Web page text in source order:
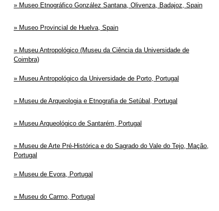
Museo Etnográfico González Santana, Olivenza, Badajoz, Spain
Museo Provincial de Huelva, Spain
Museu Antropológico (Museu da Ciência da Universidade de
Coimbra)
Museu Antropológico da Universidade de Porto, Portugal
Museu de Arqueologia e Etnografia de Setúbal, Portugal
Museu Arqueológico de Santarém, Portugal
Museu de Arte Pré-Histórica e do Sagrado do Vale do Tejo, Mação,
Portugal
Museu de Evora, Portugal
Museu do Carmo, Portugal